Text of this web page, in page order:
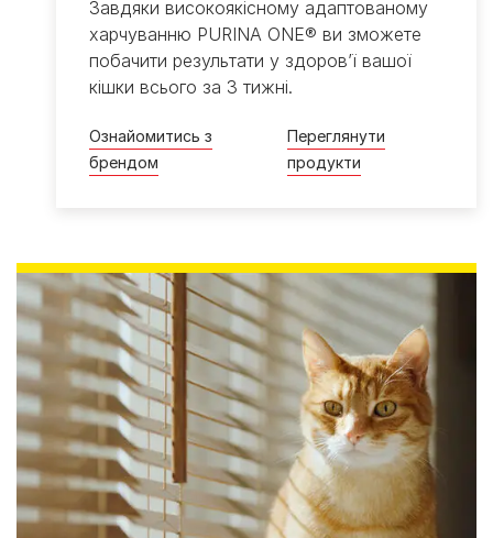
Завдяки високоякісному адаптованому
харчуванню PURINA ONE® ви зможете
побачити результати у здоров’ї вашої
кішки всього за 3 тижні.
Ознайомитись з
брендом​
Переглянути
продукти​